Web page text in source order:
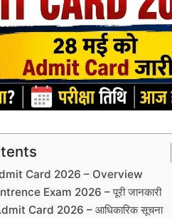
Card 2026 – Overview
Exam 2026 – पूरी जानकारी
Card 2026 – आधिकारिक सूचना